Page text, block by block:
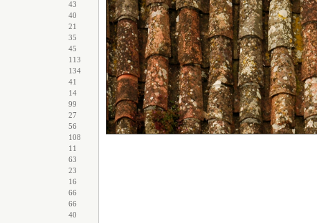
43
40
21
35
45
113
134
41
14
99
27
56
108
11
63
23
16
66
66
40